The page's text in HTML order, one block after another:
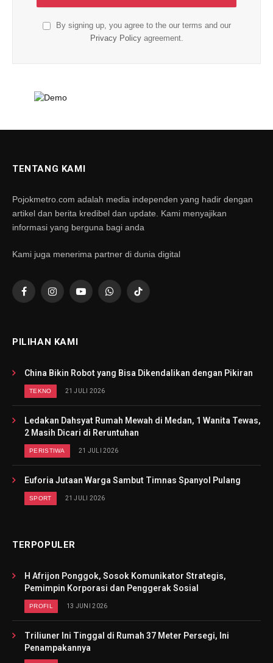
By signing up, you agree to the our terms and our
Privacy Policyagreement.
TENTANG KAMI
Pojokmetro.com adalah media independen yang hadir dengan
artikel dan berita kredibel dan update. Kami menyajikan
informasi yang berguna bagi anda
Kami juga menerima partner di dunia digital
FacebookInstagramYouTubeWhatsAppTikTok
PILIHAN KAMI
China Bikin Robot yang Bisa Dikendalikan dengan Pikiran
TEKNO 21 JULI 2026
Ledakan Dahsyat Rumah Mewah di Medan, 1 Wanita Tewas,
2 Masih Dicari di Reruntuhan
PERISTIWA 21 JULI 2026
Euforia Jutaan Warga Sambut Timnas Spanyol Pulang
SPORT 21 JULI 2026
TERPOPULER
H Afrijon Ponggok, Sosok Komunikator Strategis,
Pemimpin Korporasi dan Penggerak Sosial
PROFIL 13 JUNI 2026
Triliuner Ini Tinggal di Rumah 37 Meter Persegi, Ini
Penampakannya